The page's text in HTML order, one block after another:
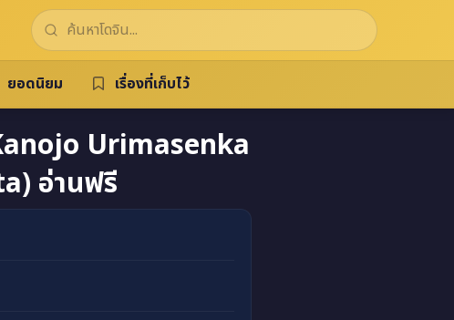
ยอดนิยม เรื่องที่เก็บไว้
Urimasenka
อ่านฟรี